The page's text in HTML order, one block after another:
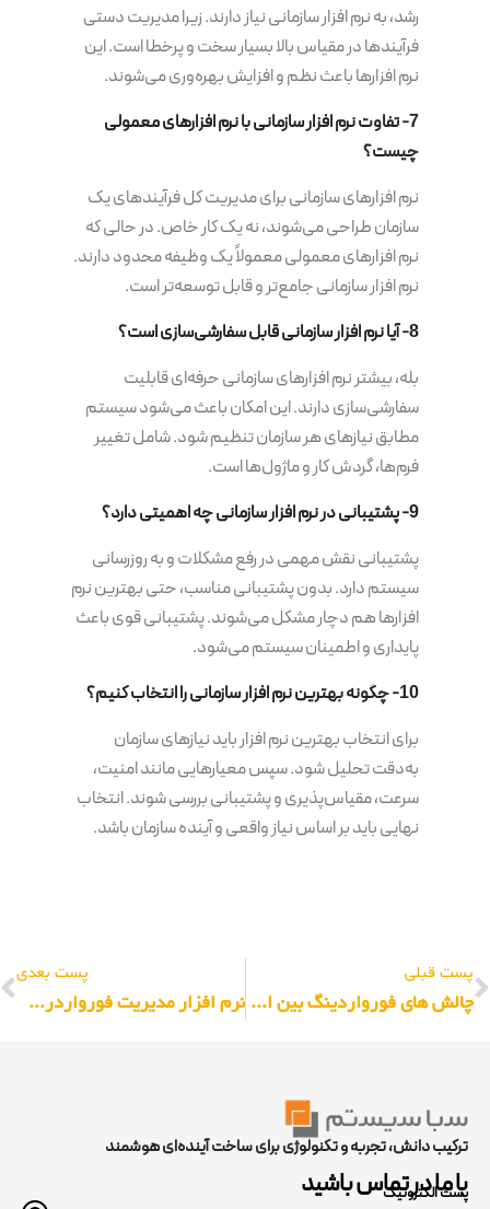
رشد، به نرم افزار سازمانی نیاز دارند. زیرا مدیریت دستی
فرآیندها در مقیاس بالا بسیار سخت و پرخطا است. این
نرم افزارها باعث نظم و افزایش بهره‌وری می‌شوند.
7- تفاوت نرم افزار سازمانی با نرم افزارهای معمولی
چیست؟
نرم افزارهای سازمانی برای مدیریت کل فرآیندهای یک
سازمان طراحی می‌شوند، نه یک کار خاص. در حالی که
نرم افزارهای معمولی معمولاً یک وظیفه محدود دارند.
نرم افزار سازمانی جامع‌تر و قابل توسعه‌تر است.
8- آیا نرم افزار سازمانی قابل سفارشی‌سازی است؟
بله، بیشتر نرم افزارهای سازمانی حرفه‌ای قابلیت
سفارشی‌سازی دارند. این امکان باعث می‌شود سیستم
مطابق نیازهای هر سازمان تنظیم شود. شامل تغییر
فرم‌ها، گردش کار و ماژول‌ها است.
9- پشتیبانی در نرم افزار سازمانی چه اهمیتی دارد؟
پشتیبانی نقش مهمی در رفع مشکلات و به روزرسانی
سیستم دارد. بدون پشتیبانی مناسب، حتی بهترین نرم
افزارها هم دچار مشکل می‌شوند. پشتیبانی قوی باعث
پایداری و اطمینان سیستم می‌شود.
10- چگونه بهترین نرم افزار سازمانی را انتخاب کنیم؟
برای انتخاب بهترین نرم افزار باید نیازهای سازمان
به‌دقت تحلیل شود. سپس معیارهایی مانند امنیت،
سرعت، مقیاس‌پذیری و پشتیبانی بررسی شوند. انتخاب
نهایی باید بر اساس نیاز واقعی و آینده سازمان باشد.
پست قبلی
چالش های فورواردینگ بین المللی و راهکارهای مدیریت آن
پست بعدی
نرم افزار مدیریت فورواردری و کریری چیست و چه کاربردهایی دارد؟
ترکیب دانش، تجربه و تکنولوژی برای ساخت آینده‌ای هوشمند
با ما در تماس باشید
پست الکترونیک